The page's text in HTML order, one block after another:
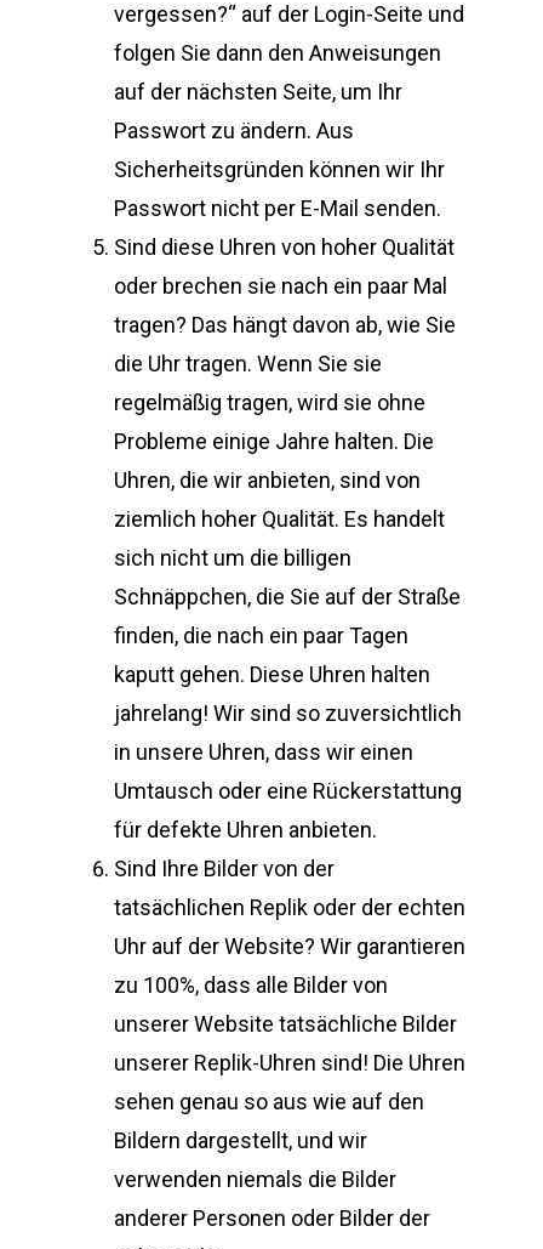
vergessen?“ auf der Login-Seite und
folgen Sie dann den Anweisungen
auf der nächsten Seite, um Ihr
Passwort zu ändern. Aus
Sicherheitsgründen können wir Ihr
Passwort nicht per E-Mail senden.
Sind diese Uhren von hoher Qualität
oder brechen sie nach ein paar Mal
tragen? Das hängt davon ab, wie Sie
die Uhr tragen. Wenn Sie sie
regelmäßig tragen, wird sie ohne
Probleme einige Jahre halten. Die
Uhren, die wir anbieten, sind von
ziemlich hoher Qualität. Es handelt
sich nicht um die billigen
Schnäppchen, die Sie auf der Straße
finden, die nach ein paar Tagen
kaputt gehen. Diese Uhren halten
jahrelang! Wir sind so zuversichtlich
in unsere Uhren, dass wir einen
Umtausch oder eine Rückerstattung
für defekte Uhren anbieten.
Sind Ihre Bilder von der
tatsächlichen Replik oder der echten
Uhr auf der Website? Wir garantieren
zu 100%, dass alle Bilder von
unserer Website tatsächliche Bilder
unserer Replik-Uhren sind! Die Uhren
sehen genau so aus wie auf den
Bildern dargestellt, und wir
verwenden niemals die Bilder
anderer Personen oder Bilder der